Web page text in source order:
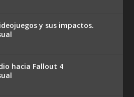
y sus impactos.
hacia Fallout 4